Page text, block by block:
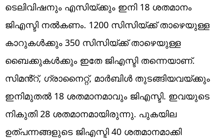
ടെലിവിഷനും എസിയ്ക്കും ഇനി 18 ശതമാനം
ജിഎസ്ടി നൽകണം. 1200 സിസിയ്ക്ക് താഴെയുള്ള
കാറുകൾക്കും 350 സിസിയ്ക്ക് താഴെയുള്ള
ബൈക്കുകൾക്കും ഇതേ ജിഎസ്ടി തന്നെയാണ്.
സിമൻ്റ്, ഗ്രാനൈറ്റ്, മാർബിൾ തുടങ്ങിയവയ്ക്കും
ഇനിമുതൽ 18 ശതമാനമാവും ജിഎസ്ടി. ഇവയുടെ
നികുതി 28 ശതമാനമായിരുന്നു. പുകയില
ഉത്പന്നങ്ങളുടെ ജിഎസ്ടി 40 ശതമാനമാക്കി